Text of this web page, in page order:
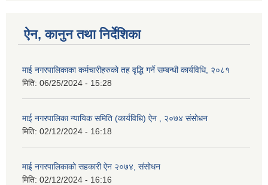
ऐन, कानुन तथा निर्देशिका
माई नगरपालिकाका कर्मचारीहरुको तह वृद्धि गर्ने सम्बन्धी कार्यविधि, २०८१
मिति: 06/25/2024 - 15:28
माई नगरपालिका न्यायिक समिति (कार्यविधि) ऐन , २०७४ संसोधन
मिति: 02/12/2024 - 16:18
माई नगरपालिकाको सहकारी ऐन २०७४, संसोधन
मिति: 02/12/2024 - 16:16